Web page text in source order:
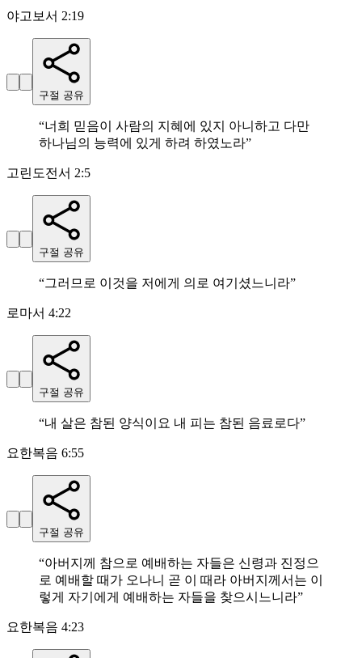
야고보서 2:19
구절 공유
“너희 믿음이 사람의 지혜에 있지 아니하고 다만
하나님의 능력에 있게 하려 하였노라”
고린도전서 2:5
구절 공유
“그러므로 이것을 저에게 의로 여기셨느니라”
로마서 4:22
구절 공유
“내 살은 참된 양식이요 내 피는 참된 음료로다”
요한복음 6:55
구절 공유
“아버지께 참으로 예배하는 자들은 신령과 진정으
로 예배할 때가 오나니 곧 이 때라 아버지께서는 이
렇게 자기에게 예배하는 자들을 찾으시느니라”
요한복음 4:23